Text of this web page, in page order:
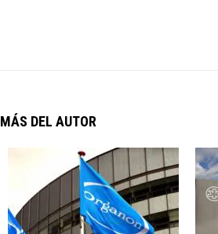
MÁS DEL AUTOR